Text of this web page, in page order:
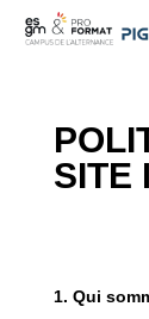
SITE
1. Qui